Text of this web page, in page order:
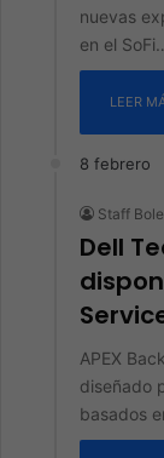
nuevas
en el
LEER
8 febrero
Staff
Dell
APEX
diseñado
basados